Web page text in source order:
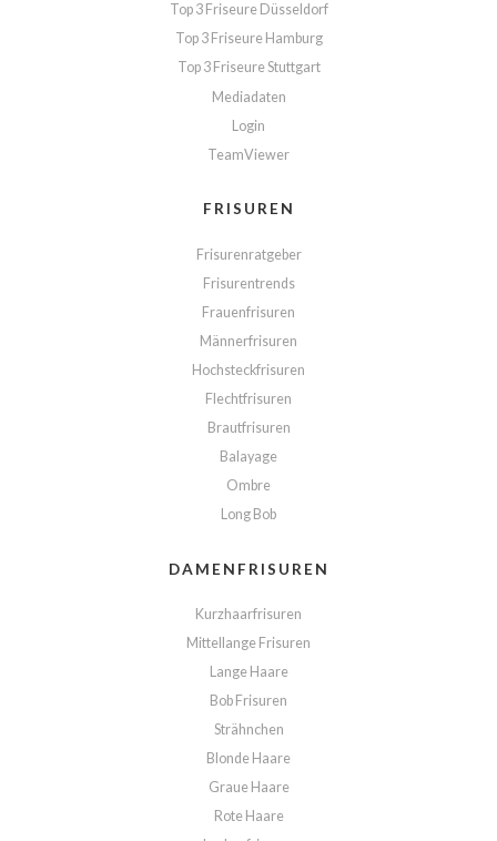
Top 3 Friseure Düsseldorf
Top 3 Friseure Hamburg
Top 3 Friseure Stuttgart
Mediadaten
Login
TeamViewer
FRISUREN
Frisurenratgeber
Frisurentrends
Frauenfrisuren
Männerfrisuren
Hochsteckfrisuren
Flechtfrisuren
Brautfrisuren
Balayage
Ombre
Long Bob
DAMENFRISUREN
Kurzhaarfrisuren
Mittellange Frisuren
Lange Haare
Bob Frisuren
Strähnchen
Blonde Haare
Graue Haare
Rote Haare